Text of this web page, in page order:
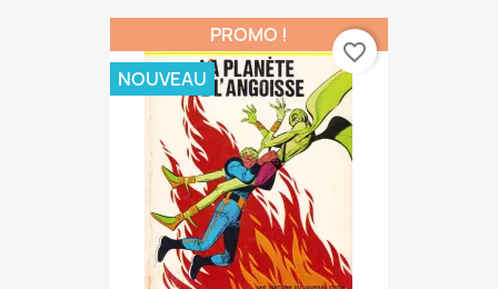
PROMO !
NOUVEAU
favorite_border